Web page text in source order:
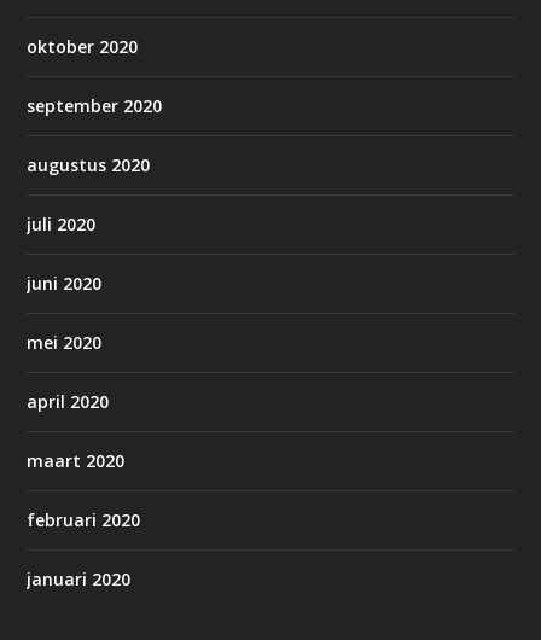
oktober 2020
september 2020
augustus 2020
juli 2020
juni 2020
mei 2020
april 2020
maart 2020
februari 2020
januari 2020